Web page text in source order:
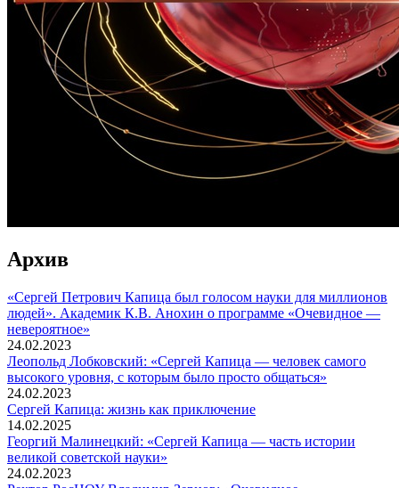
Архив
«Сергей Петрович Капица был голосом науки для миллионов
людей». Академик К.В. Анохин о программе «Очевидное —
невероятное»
24.02.2023
Леопольд Лобковский: «Сергей Капица — человек самого
высокого уровня, с которым было просто общаться»
24.02.2023
Сергей Капица: жизнь как приключение
14.02.2025
Георгий Малинецкий: «Сергей Капица — часть истории
великой советской науки»
24.02.2023